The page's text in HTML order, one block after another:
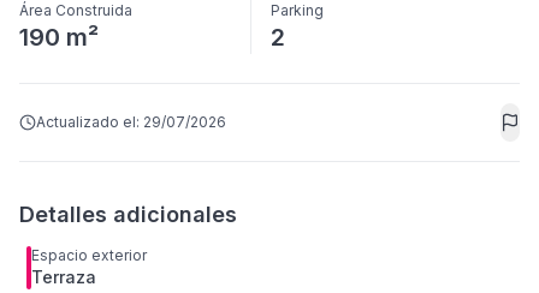
Área Construida
190 m²
Parking
2
Actualizado el: 29/07/2026
Detalles adicionales
Espacio exterior
Terraza